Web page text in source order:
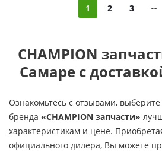
1 2 3
CHAMPION
Самаре с
Ознакомьтесь с отзывами, выберите
бренда «CHAMPION запчасти»
характеристикам и цене.
официального дилера, Вы можете